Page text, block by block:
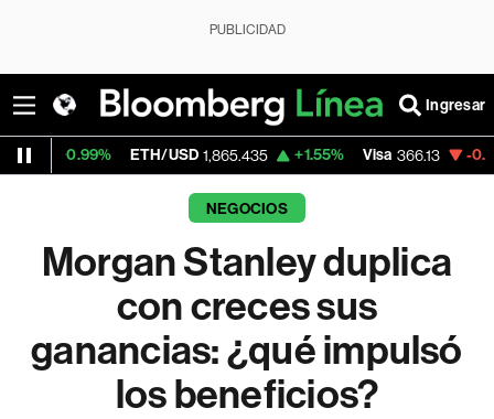
PUBLICIDAD
Ingresar
ETH/USD 1,865.435 +1.55% Visa 366.13 -0.04%
NEGOCIOS
Morgan Stanley duplica
con creces sus
ganancias: ¿qué impulsó
los beneficios?